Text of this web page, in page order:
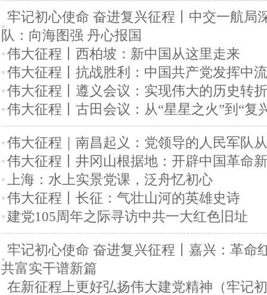
牢记初心使命 奋进复兴征程丨中交一航局
队：向海图强 丹心报国
伟大征程丨西柏坡：新中国从这里走来
伟大征程丨抗战胜利：中国共产党发挥中
伟大征程丨遵义会议：实现伟大的历史转
伟大征程丨古田会议：从“星星之火”到“复
伟大征程｜南昌起义：党领导的人民军队
伟大征程丨井冈山根据地：开辟中国革命
上海：水上实景党课，泛舟忆初心
伟大征程丨长征：气壮山河的英雄史诗
建党105周年之际寻访中共一大红色旧址
牢记初心使命 奋进复兴征程丨嘉兴：革命
共富实干谱新篇
在新征程上更好弘扬伟大建党精神（牢记